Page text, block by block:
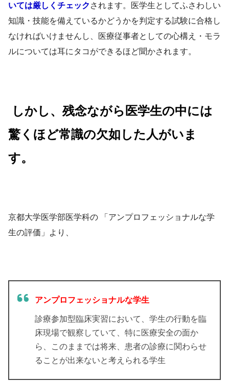
いては厳しくチェック されます。医学生としてふさわしい
知識・技能を備えているかどうかを判定する試験に合格し
なければいけませんし、医療従事者としての心構え・モラ
ルについては耳にタコができるほど聞かされます。
しかし、残念ながら医学生の中には
驚くほど常識の欠如した人がいま
す。
京都大学医学部医学科の 「アンプロフェッショナルな学
生の評価」より、
アンプロフェッショナルな学生
診療参加型臨床実習において、学生の行動を臨
床現場で観察していて、特に医療安全の面か
ら、このままでは将来、患者の診療に関わらせ
ることが出来ないと考えられる学生